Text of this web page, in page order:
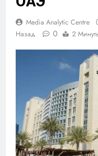
Media Analytic Centre
Назад
0 2